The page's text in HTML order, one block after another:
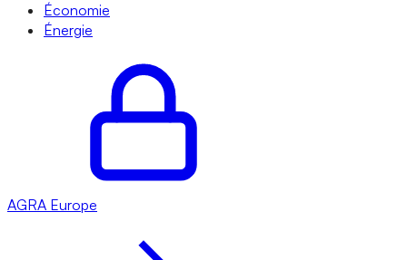
Économie
Énergie
AGRA Europe